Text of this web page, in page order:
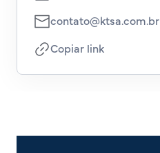
contato@ktsa.com.br
Copiar link